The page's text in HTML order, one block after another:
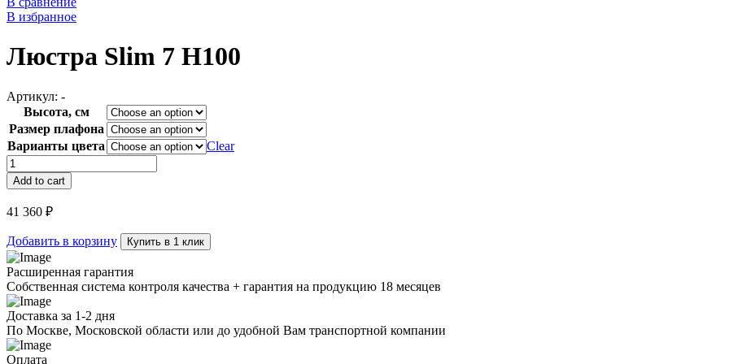
В избранное
Люстра Slim 7 H100
Артикул: -
Высота, см
Размер плафона
Варианты цвета
Clear
Люстра
Slim
7
H100
quantity
Add to cart
41 360 ₽
Добавить в корзину Купить в 1 клик
Расширенная гарантия
Собственная система контроля качества + гарантия на продукцию 18 месяцев
Доставка за 1-2 дня
По Москве, Московской области или до удобной Вам транспортной компании
Оплата